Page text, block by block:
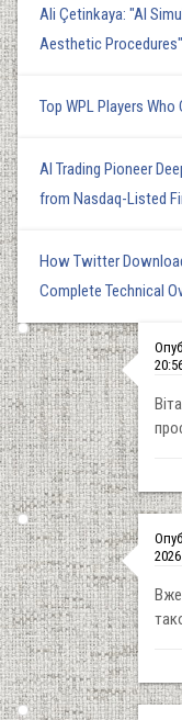
Ali Çetinkaya: "AI
Aesthetic Procedures"
Top WPL Players
AI Trading Pioneer
from Nasdaq-Listed
How Twitter
Complete Technical